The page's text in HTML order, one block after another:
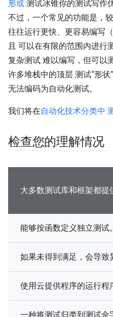
形或 测试冰锥你的测试写作
不过，一个常见的功能是，
往往运行更快、更容易编写
且 可以在有限的范围内进行
复杂测试 难以编写，但可以
许多堆栈中的顶层 测试“形状
无法编码为自动化测试。
我们将在自动化技术分类中
检查您的理解情况
大多数测试库和框架都提
能够按函数定义独立测试。
如果未得到满足，会导致
使用云提供程序的运行程
一种将测试归类到测试金